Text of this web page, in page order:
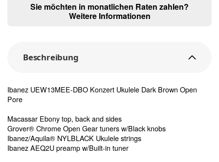
Sie möchten in monatlichen Raten zahlen?
Weitere Informationen
Beschreibung
Ibanez UEW13MEE-DBO Konzert Ukulele Dark Brown Open
Pore
Macassar Ebony top, back and sides
Grover® Chrome Open Gear tuners w/Black knobs
Ibanez/Aquila® NYLBLACK Ukulele strings
Ibanez AEQ2U preamp w/Built-in tuner